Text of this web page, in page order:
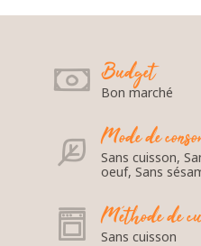
Budget
Bon marché
Mode de
Sans cuisson,
oeuf, Sans
Méthode de
Sans cuisson